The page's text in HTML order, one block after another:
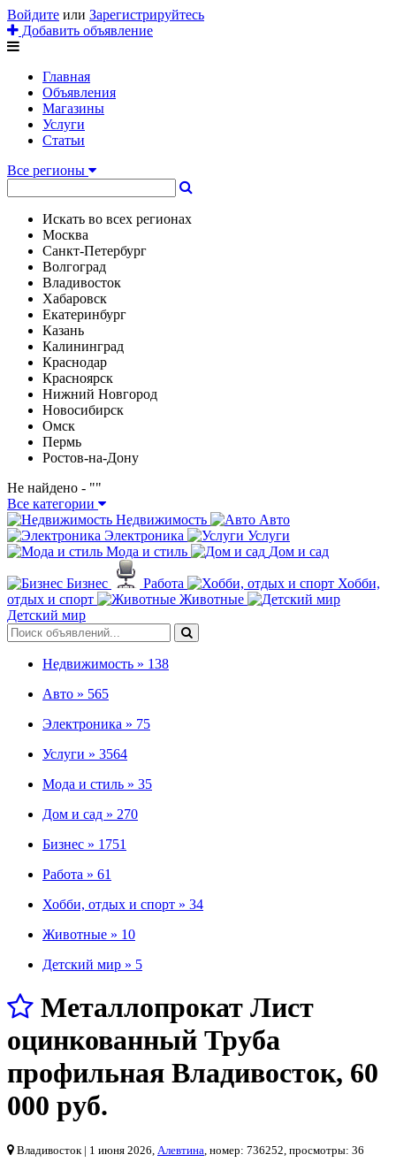
Войдите или Зарегистрируйтесь
Добавить объявление
Главная
Объявления
Магазины
Услуги
Статьи
Все регионы
Искать во всех регионах
Москва
Санкт-Петербург
Волгоград
Владивосток
Хабаровск
Екатеринбург
Казань
Калининград
Краснодар
Красноярск
Нижний Новгород
Новосибирск
Омск
Пермь
Ростов-на-Дону
Не найдено - ""
Все категории
Недвижимость
Авто
Электроника
Услуги
Мода и стиль
Дом и сад
Бизнес Работа
Хобби,
отдых и спорт
Животные
Детский мир
Недвижимость » 138
Авто » 565
Электроника » 75
Услуги » 3564
Мода и стиль » 35
Дом и сад » 270
Бизнес » 1751
Работа » 61
Хобби, отдых и спорт » 34
Животные » 10
Детский мир » 5
Металлопрокат Лиcт
оцинкованный Труба
профильная Владивoсток, 60
000 руб.
Владивосток | 1 июня 2026, Алевтина , номер: 736252, просмотры: 36